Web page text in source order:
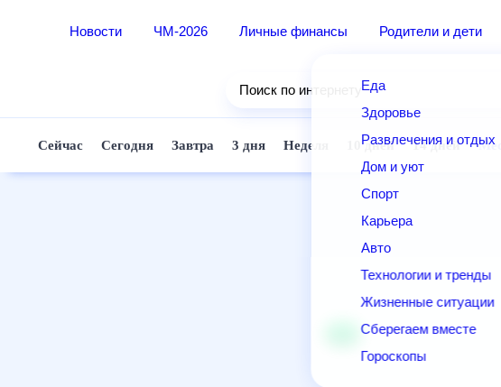
Новости ЧМ-2026 Личные финансы Родители и дети
Еда
Здоровье
Развлечения и отдых
Дом и уют
Спорт
Карьера
Авто
Технологии и тренды
Жизненные ситуации
Сберегаем вместе
Гороскопы
Поиск по интернету
Сейчас Сегодня Завтра 3 дня Неделя 10 дней 14 дней